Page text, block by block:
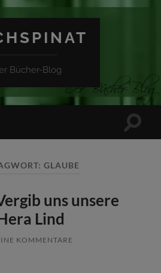
Bücher-Blog
GLAUBE
uns unsere
Lind
KOMMENTARE